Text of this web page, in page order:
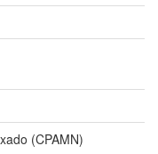
(CPAMN)